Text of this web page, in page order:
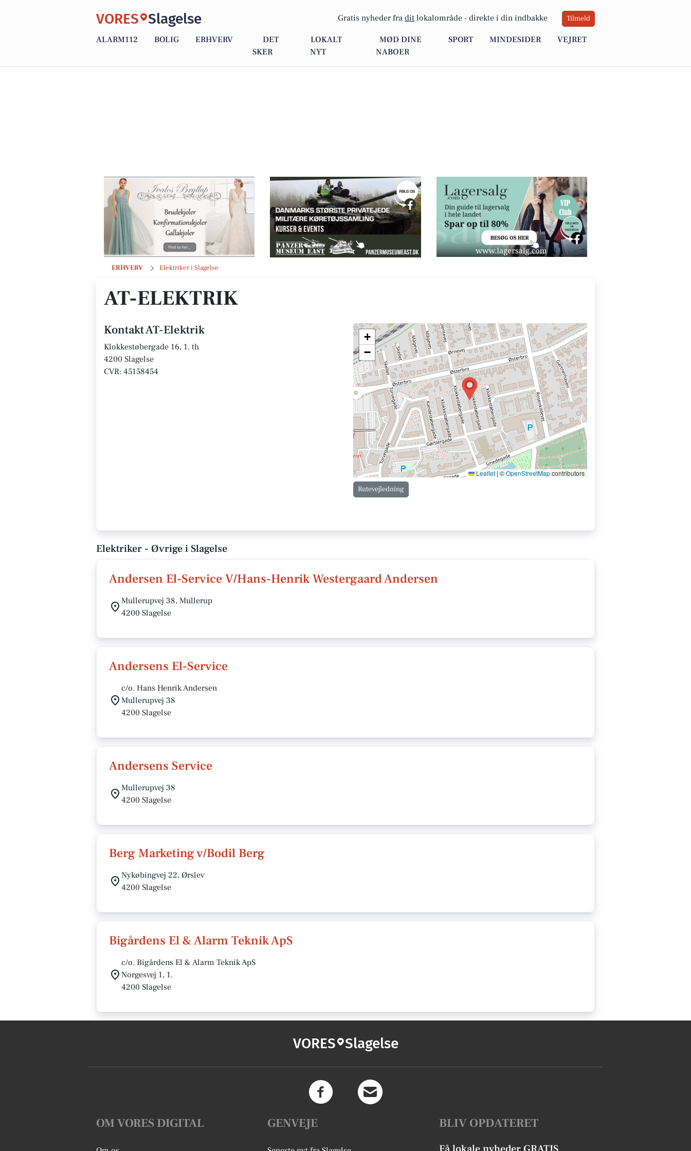
VORES Slagelse Gratis nyheder fra dit lokalområde - direkte i din indbakke Tilmeld
ALARM112 BOLIG ERHVERV
DET
SKER
LOKALT
NYT
MØD DINE
NABOER
SPORT MINDESIDER VEJRET
ERHVERV Elektriker i Slagelse
AT-Elektrik
AT-ELEKTRIK
Kontakt AT-Elektrik
Klokkestøbergade 16, 1. th
4200 Slagelse
CVR: 45158454
+
−
Leaflet | ©OpenStreetMapcontributors
Rutevejledning
Elektriker - Øvrige i Slagelse
Andersen El-Service V/Hans-Henrik Westergaard Andersen
Mullerupvej 38, Mullerup
4200 Slagelse
Andersens El-Service
c/o. Hans Henrik Andersen
Mullerupvej 38
4200 Slagelse
Andersens Service
Mullerupvej 38
4200 Slagelse
Berg Marketing v/Bodil Berg
Nykøbingvej 22, Ørslev
4200 Slagelse
Bigårdens El & Alarm Teknik ApS
c/o. Bigårdens El & Alarm Teknik ApS
Norgesvej 1, 1.
4200 Slagelse
VORES Slagelse
OM VORES DIGITAL GENVEJE BLIV OPDATERET